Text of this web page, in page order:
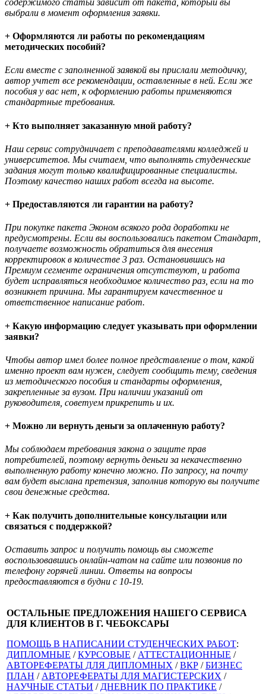
выбрали в момент оформления заявки.
+ Оформляются ли работы по рекомендациям
методических пособий?
Если вместе с заполненной заявкой вы прислали методичку,
автор учтет все рекомендации, оставленные в ней. Если же
пособия у вас нет, к оформлению работы применяются
стандартные требования.
+ Кто выполняет заказанную мной работу?
Наш сервис сотрудничает с преподавателями колледжей и
университетов. Мы считаем, что выполнять студенческие
задания могут только квалифицированные специалисты.
Поэтому качество наших работ всегда на высоте.
+ Предоставляются ли гарантии на работу?
При покупке пакета Эконом всякого рода доработки не
предусмотрены. Если вы воспользовались пакетом Стандарт,
получаете возможность обратиться для внесения
корректировок в количестве 3 раз. Остановившись на
Премиум сегменте ограничения отсутствуют, и работа
будет исправляться необходимое количество раз, если на то
возникнет причина. Мы гарантируем качественное и
ответственное написание работ.
+ Какую информацию следует указывать при оформлении
заявки?
Чтобы автор имел более полное представление о том, какой
именно проект вам нужен, следует сообщить тему, сведения
из методического пособия и стандарты оформления,
закрепленные за вузом. При наличии указаний от
руководителя, советуем прикрепить и их.
+ Можно ли вернуть деньги за оплаченную работу?
Мы соблюдаем требования закона о защите прав
потребителей, поэтому вернуть деньги за некачественно
выполненную работу конечно можно. По запросу, на почту
вам будет выслана претензия, заполнив которую вы получите
свои денежные средства.
+ Как получить дополнительные консультации или
связаться с поддержкой?
Оставить запрос и получить помощь вы сможете
воспользовавшись онлайн-чатом на сайте или позвонив по
телефону горячей линии. Ответы на вопросы
предоставляются в будни с 10-19.
ОСТАЛЬНЫЕ ПРЕДЛОЖЕНИЯ НАШЕГО СЕРВИСА
ДЛЯ КЛИЕНТОВ В Г. ЧЕБОКСАРЫ
ПОМОЩЬ В НАПИСАНИИ СТУДЕНЧЕСКИХ РАБОТ:
ДИПЛОМНЫЕ /КУРСОВЫЕ / АТТЕСТАЦИОННЫЕ /
АВТОРЕФЕРАТЫ ДЛЯ ДИПЛОМНЫХ /ВКР /БИЗНЕС
ПЛАН / АВТОРЕФЕРАТЫ ДЛЯ МАГИСТЕРСКИХ /
НАУЧНЫЕ СТАТЬИ / ДНЕВНИК ПО ПРАКТИКЕ /